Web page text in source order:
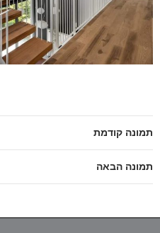
תמונה קודמת
תמונה הבאה